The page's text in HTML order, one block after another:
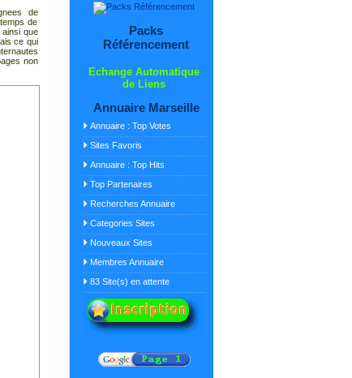
de
de
que
ce qui
non
Packs
Référencement
Echange Automatique
de Liens
Annuaire Marseille
Annuaire : Top Votes
Sites Favoris
Annuaire : Top Hits
Top Partenaires
Recherches Annuaire
Categories Sites
Nouveaux Sites
Membres Annuaire
83 Site(s) en attente